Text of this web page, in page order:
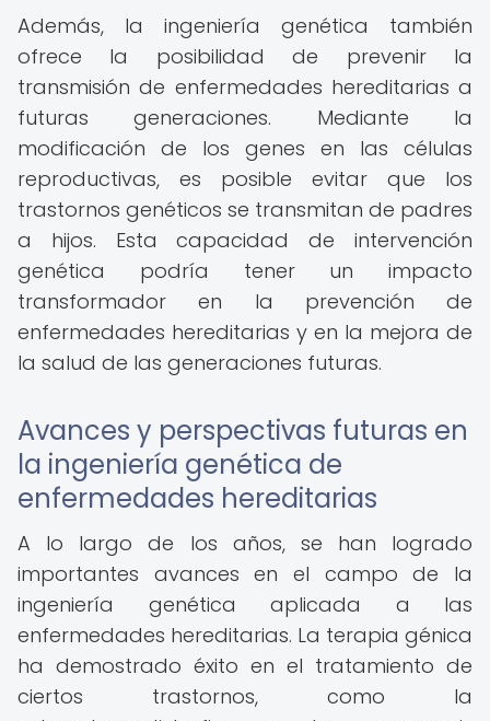
Además, la ingeniería genética también
ofrece la posibilidad de prevenir la
transmisión de enfermedades hereditarias a
futuras generaciones. Mediante la
modificación de los genes en las células
reproductivas, es posible evitar que los
trastornos genéticos se transmitan de padres
a hijos. Esta capacidad de intervención
genética podría tener un impacto
transformador en la prevención de
enfermedades hereditarias y en la mejora de
la salud de las generaciones futuras.
Avances y perspectivas futuras en
la ingeniería genética de
enfermedades hereditarias
A lo largo de los años, se han logrado
importantes avances en el campo de la
ingeniería genética aplicada a las
enfermedades hereditarias. La terapia génica
ha demostrado éxito en el tratamiento de
ciertos trastornos, como la